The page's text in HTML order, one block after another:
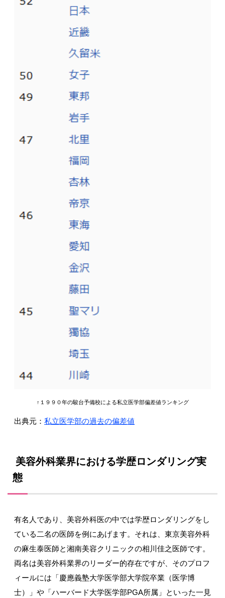
↑１９９０年の駿台予備校による私立医学部偏差値ランキング
出典元： 私立医学部の過去の偏差値
美容外科業界における学歴ロンダリング実
態
有名人であり、美容外科医の中では学歴ロンダリングをし
ている二名の医師を例にあげます。それは、東京美容外科
の麻生泰医師と湘南美容クリニックの相川佳之医師です。
両名は美容外科業界のリーダー的存在ですが、そのプロフ
ィールには「慶應義塾大学医学部大学院卒業（医学博
士）」や「ハーバード大学医学部PGA所属」といった一見